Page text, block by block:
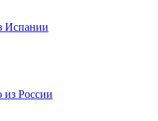
Испании
из России